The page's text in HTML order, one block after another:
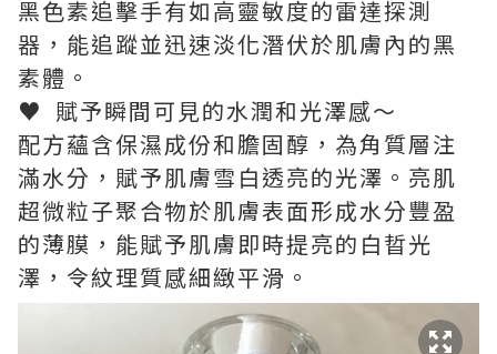
黑色素追擊手有如高靈敏度的雷達探測
器，能追蹤並迅速淡化潛伏於肌膚內的黑
素體。
♥ 賦予瞬間可見的水潤和光澤感～
配方蘊含保濕成份和膽固醇，為角質層注
滿水分，賦予肌膚雪白透亮的光澤。亮肌
超微粒子聚合物於肌膚表面形成水分豐盈
的薄膜，能賦予肌膚即時提亮的白晢光
澤，令紋理質感細緻平滑。